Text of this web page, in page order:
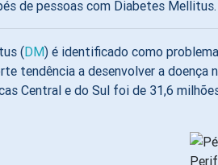
de pessoas com Diabetes Mellitus.
(DM) é identificado como
tendência a desenvolver a doença
Central e do Sul foi de 31,6